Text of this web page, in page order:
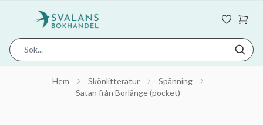
Hem Skönlitteratur
Spänning
Satan från Borlänge (pocket)